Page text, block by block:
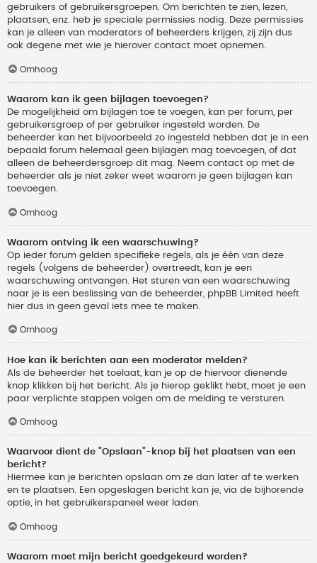
gebruikers of gebruikersgroepen. Om berichten te zien, lezen,
plaatsen, enz. heb je speciale permissies nodig. Deze permissies
kan je alleen van moderators of beheerders krijgen, zij zijn dus
ook degene met wie je hierover contact moet opnemen.
Omhoog
Waarom kan ik geen bijlagen toevoegen?
De mogelijkheid om bijlagen toe te voegen, kan per forum, per
gebruikersgroep of per gebruiker ingesteld worden. De
beheerder kan het bijvoorbeeld zo ingesteld hebben dat je in een
bepaald forum helemaal geen bijlagen mag toevoegen, of dat
alleen de beheerdersgroep dit mag. Neem contact op met de
beheerder als je niet zeker weet waarom je geen bijlagen kan
toevoegen.
Omhoog
Waarom ontving ik een waarschuwing?
Op ieder forum gelden specifieke regels, als je één van deze
regels (volgens de beheerder) overtreedt, kan je een
waarschuwing ontvangen. Het sturen van een waarschuwing
naar je is een beslissing van de beheerder, phpBB Limited heeft
hier dus in geen geval iets mee te maken.
Omhoog
Hoe kan ik berichten aan een moderator melden?
Als de beheerder het toelaat, kan je op de hiervoor dienende
knop klikken bij het bericht. Als je hierop geklikt hebt, moet je een
paar verplichte stappen volgen om de melding te versturen.
Omhoog
Waarvoor dient de "Opslaan"-knop bij het plaatsen van een
bericht?
Hiermee kan je berichten opslaan om ze dan later af te werken
en te plaatsen. Een opgeslagen bericht kan je, via de bijhorende
optie, in het gebruikerspaneel weer laden.
Omhoog
Waarom moet mijn bericht goedgekeurd worden?